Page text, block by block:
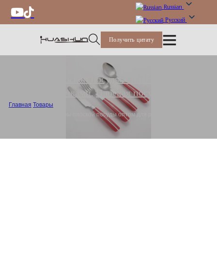
Russian
Русский
Получить цитату
Набор плоской посуды с пластиковыми
ручками,Плоская посуда
Главная Товары
Качественные наборы плоской посуды оптом для ресторанов